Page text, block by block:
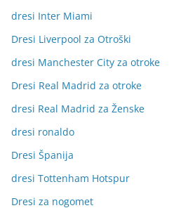
dresi Inter Miami
Dresi Liverpool za Otroški
dresi Manchester City za otroke
Dresi Real Madrid za otroke
dresi Real Madrid za Ženske
dresi ronaldo
Dresi Španija
dresi Tottenham Hotspur
Dresi za nogomet